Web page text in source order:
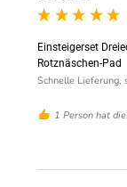
Einsteigerset
Rotznäschen-Pad
Schnelle Lieferung,
1 Person hat